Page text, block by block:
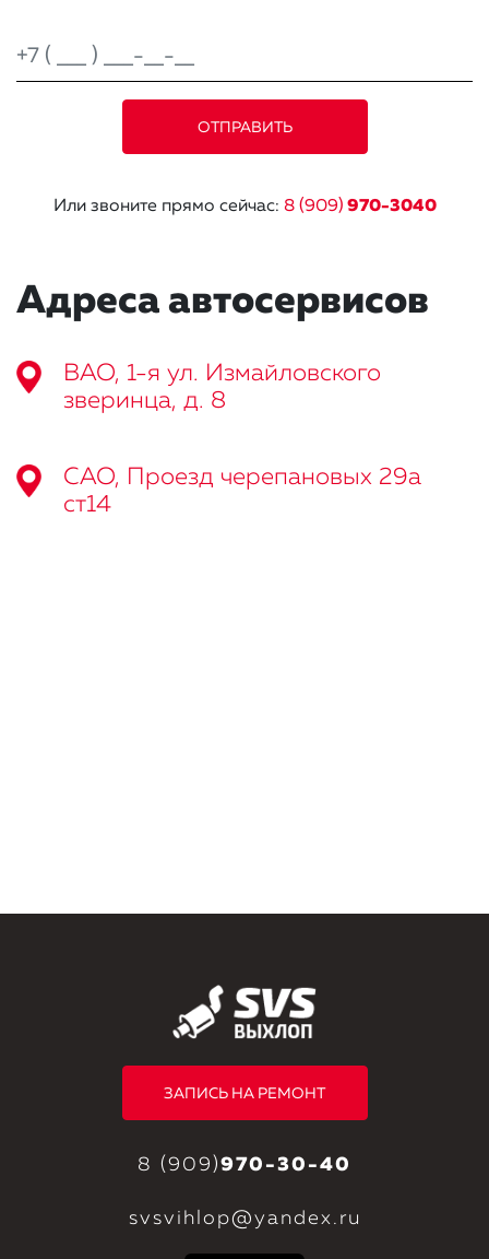
Или звоните прямо сейчас: 8 (909) 970-3040
Адреса автосервисов
ВАО, 1-я ул. Измайловского
зверинца, д. 8
САО, Проезд черепановых 29а
ст14
ЗАПИСЬ НА РЕМОНТ
8 (909)970-30-40
svsvihlop@yandex.ru